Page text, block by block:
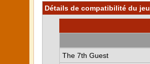
Détails de compatibilité du jeu
The 7th Guest